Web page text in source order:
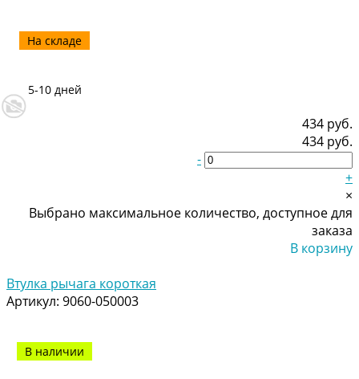
434 руб.
434 руб.
-
+
×
Выбрано максимальное количество, доступное для
заказа
В корзину
Втулка рычага короткая
Артикул: 9060-050003
В наличии
На складе
5-10 дней